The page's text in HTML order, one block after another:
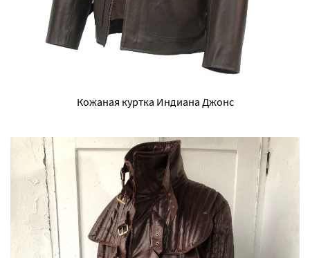
Кожаная куртка Индиана Джонс